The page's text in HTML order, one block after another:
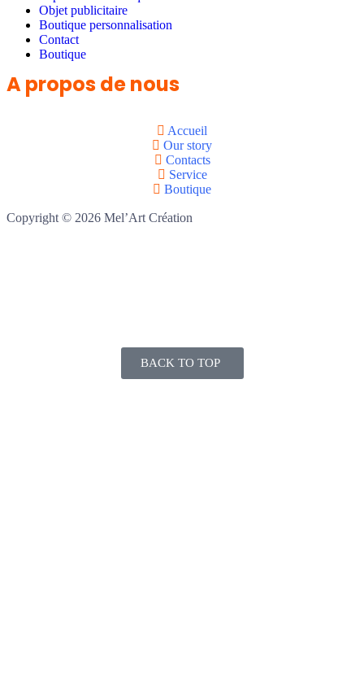
Objet publicitaire
Boutique personnalisation
Contact
Boutique
A propos de nous
Accueil
Our story
Contacts
Service
Boutique
Copyright © 2026 Mel’Art Création
BACK TO TOP